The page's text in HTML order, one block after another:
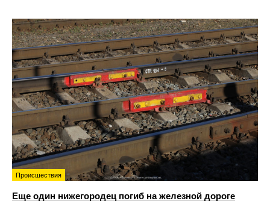
Происшествия
Еще один нижегородец погиб на железной дороге